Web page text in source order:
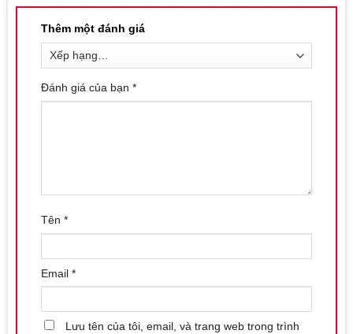
Thêm một đánh giá
Đánh giá của bạn *
Tên *
Email *
Lưu tên của tôi, email, và trang web trong trình